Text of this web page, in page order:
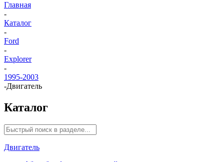
Главная
-
Каталог
-
Ford
-
Explorer
-
1995-2003
-Двигатель
Каталог
Двигатель